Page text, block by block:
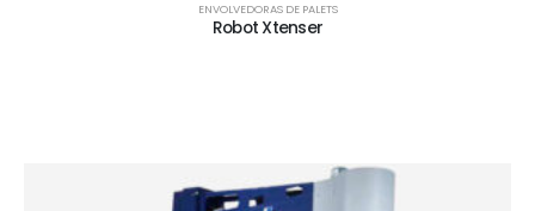
ENVOLVEDORAS DE PALETS
Robot Xtenser